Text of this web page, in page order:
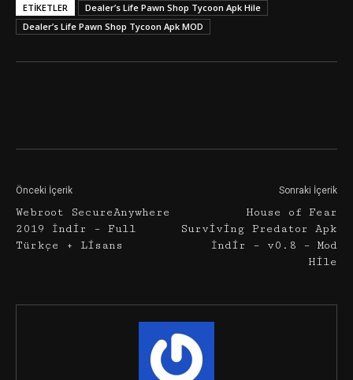
ETIKETLER
Dealer’s Life Pawn Shop Tycoon Apk Hile
Dealer’s Life Pawn Shop Tycoon Apk MOD
Önceki İçerik
Webroot SecureAnywhere
2019 İndir – Full
Türkçe + Lisans
Sonraki İçerik
House of Fear
Surviving Predator Apk
İndir – v0.8 – Mod
Hile